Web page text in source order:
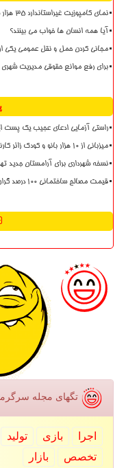
نمای کامپوزیت غیراستاندارد ۳۵ هزار ساختمان در تهران
آیا همه انسان ها خواب می بینند؟
مجانی کردن حمل و نقل عمومی یکی
برای رفع موانع حقوقی مدیریت
راستی آزمایی ادعای عجیب یک پست
میزبانی از ۱۰ هزار بانو و کودک زائر کارنامه جامع خدمات قرارگاه زینبیه
نسخه شهرداری برای آرامستان جدید
قیمت مصالح ساختمانی ۱۰۰ درصد گران گردید
تگهای مجله
اجرا بازی تولید
تخصص
بازار